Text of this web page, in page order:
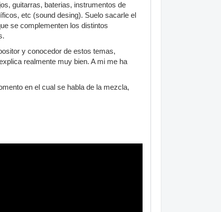
guitarras, baterias, instrumentos de
etc (sound desing). Suelo sacarle el
se complementen los distintos
y conocedor de estos temas,
realmente muy bien. A mi me ha
en el cual se habla de la mezcla,